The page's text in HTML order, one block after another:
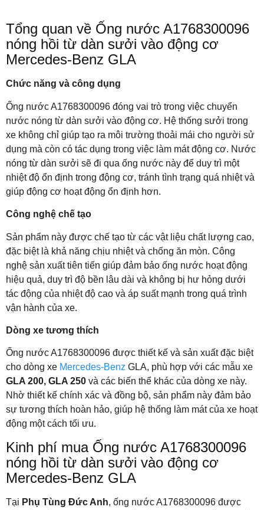
Tổng quan về Ống nước A1768300096
nóng hồi từ dàn sưởi vào động cơ
Mercedes-Benz GLA
Chức năng và công dụng
Ống nước A1768300096 đóng vai trò trong việc chuyển
nước nóng từ dàn sưởi vào động cơ. Hệ thống sưởi trong
xe không chỉ giúp tạo ra môi trường thoải mái cho người sử
dụng mà còn có tác dụng trong việc làm mát động cơ. Nước
nóng từ dàn sưởi sẽ đi qua ống nước này để duy trì một
nhiệt độ ổn định trong động cơ, tránh tình trạng quá nhiệt và
giúp động cơ hoạt động ổn định hơn.
Công nghệ chế tạo
Sản phẩm này được chế tạo từ các vật liệu chất lượng cao,
đặc biệt là khả năng chịu nhiệt và chống ăn mòn. Công
nghệ sản xuất tiên tiến giúp đảm bảo ống nước hoạt động
hiệu quả, duy trì độ bền lâu dài và không bị hư hỏng dưới
tác động của nhiệt độ cao và áp suất mạnh trong quá trình
vận hành của xe.
Dòng xe tương thích
Ống nước A1768300096 được thiết kế và sản xuất đặc biệt
cho dòng xe Mercedes-Benz GLA, phù hợp với các mẫu xe
GLA 200, GLA 250 và các biến thể khác của dòng xe này.
Nhờ thiết kế chính xác và đồng bộ, sản phẩm này đảm bảo
sự tương thích hoàn hảo, giúp hệ thống làm mát của xe hoạt
động một cách tối ưu.
Kinh phí mua Ống nước A1768300096
nóng hồi từ dàn sưởi vào động cơ
Mercedes-Benz GLA
Tại Phụ Tùng Đức Anh, ống nước A1768300096 được